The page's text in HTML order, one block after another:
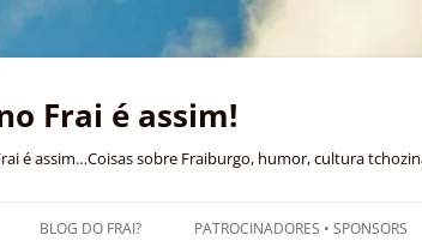
Frai é assim!
é assim…Coisas sobre Fraiburgo, humor, cultura
BLOG DO FRAI? PATROCINADORES • SPONSORS